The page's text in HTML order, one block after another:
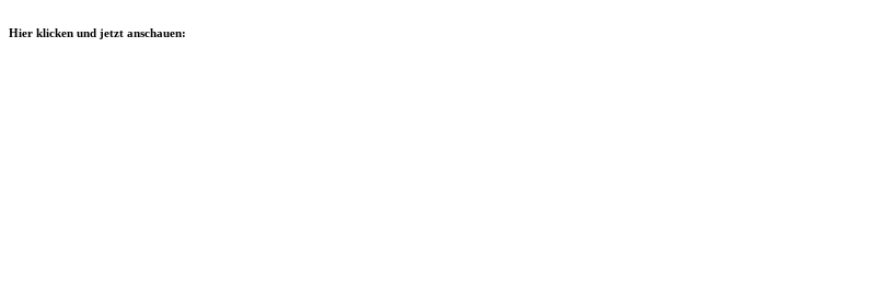
Hier klicken und jetzt anschauen: